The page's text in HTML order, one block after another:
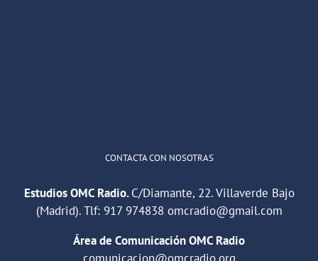
CONTACTA CON NOSOTRAS
Estudios OMC Radio.C/Diamante, 22. Villaverde Bajo
(Madrid). Tlf: 917 974838 omcradio@gmail.com
Área de Comunicación OMC Radio